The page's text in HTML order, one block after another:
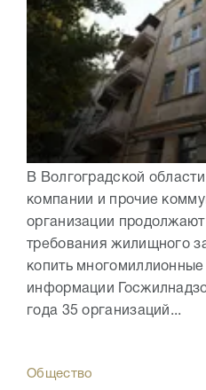
В Волгоградской
компании и прочие
организации
требования жилищного
копить
информации
года 35 организаций...
Общество